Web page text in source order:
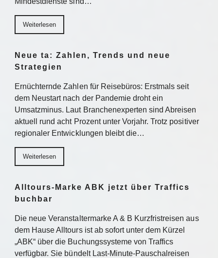
Weiterlesen
Neue ta: Zahlen, Trends und neue
Strategien
Ernüchternde Zahlen für Reisebüros: Erstmals seit
dem Neustart nach der Pandemie droht ein
Umsatzminus. Laut Branchenexperten sind Abreisen
aktuell rund acht Prozent unter Vorjahr. Trotz positiver
regionaler Entwicklungen bleibt die…
Weiterlesen
Alltours-Marke ABK jetzt über Traffics
buchbar
Die neue Veranstaltermarke A & B Kurzfristreisen aus
dem Hause Alltours ist ab sofort unter dem Kürzel
„ABK“ über die Buchungssysteme von Traffics
verfügbar. Sie bündelt Last-Minute-Pauschalreisen